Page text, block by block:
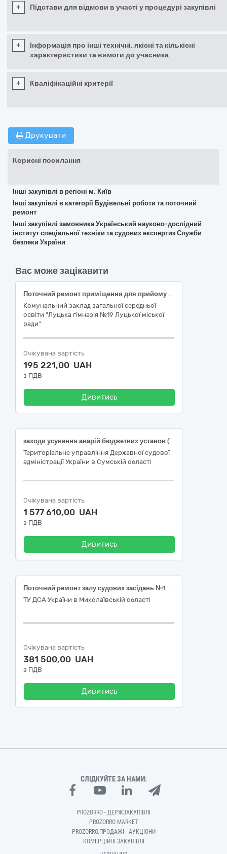
+ Підстави для відмови в участі у процедурі закупівлі
+
Інформація про інші технічні, якісні та кількісні
характеристики та вимоги до учасника
+ Кваліфікаційні критерії
Друкувати
Корисні посилання
Інші закупівлі в регіоні м. Київ
Інші закупівлі в категорії Будівельні роботи та поточний
ремонт
Інші закупівлі замовника Український науково-дослідний
інститут спеціальної техніки та судових експертиз Служби
безпеки України
Вас може зацікавити
Поточний ремонт приміщення для прийому їжі (стеля) комунального закладу загальної середньої освіти "Луцька гімназія No19 Луцької міської ради " по вул.Ветеранів, 5а в м. Луцьку
Комунальний заклад загальної середньої
освіти "Луцька гімназія №19 Луцької міської
ради"
Очікувана вартість
195 221,00 UAH
з ПДВ
Дивитись
заходи усунення аварій бюджетних установ (послуги з поточного ремонту будівлі)
Територіальне управління Державної судової
адміністрації України в Сумській області
Очікувана вартість
1 577 610,00 UAH
з ПДВ
Дивитись
Поточний ремонт залу судових засідань №1 у приміщенні Первомайського міськрайонного суду Миколаївської області за адресою: м. Первомайськ, вул. Івана Виговського,18
ТУ ДСА України в Миколаївській області
Очікувана вартість
381 500,00 UAH
з ПДВ
Дивитись
СЛІДКУЙТЕ ЗА НАМИ:
PROZORRO - ДЕРЖЗАКУПІВЛІ
PROZORRO MARKET
PROZORRO.ПРОДАЖІ - АУКЦІОНИ
КОМЕРЦІЙНІ ЗАКУПІВЛІ